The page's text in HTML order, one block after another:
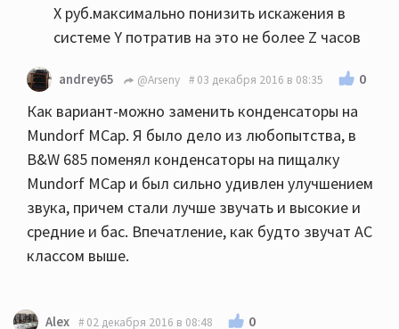
X руб.максимально понизить искажения в
системе Y потратив на это не более Z часов
andrey65 @Arseny 03 декабря 2016 в 08:35 0
Как вариант-можно заменить конденсаторы на
Mundorf MCap. Я было дело из любопытства, в
B&W 685 поменял конденсаторы на пищалку
Mundorf MCap и был сильно удивлен улучшением
звука, причем стали лучше звучать и высокие и
средние и бас. Впечатление, как будто звучат АС
классом выше.
Alex 02 декабря 2016 в 08:48 0